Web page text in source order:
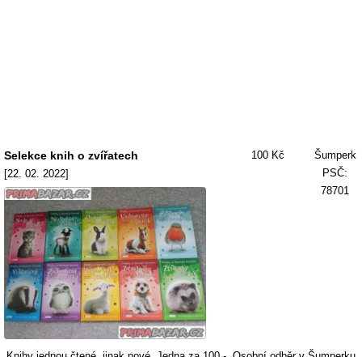
Selekce knih o zvířatech
[22. 02. 2022]
100 Kč
Šumperk
PSČ:
78701